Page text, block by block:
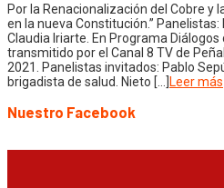
Por la Renacionalización del Cobre y
en la nueva Constitución.”
Claudia Iriarte. En Programa
transmitido por el Canal 8 TV de
2021. Panelistas invitados: Pablo
brigadista de salud. Nieto […]
Leer más
Nuestro Facebook